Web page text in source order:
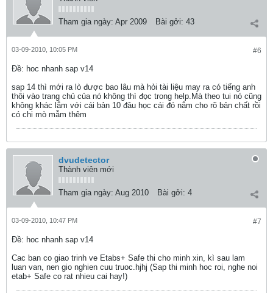
Tham gia ngày: Apr 2009 Bài gởi: 43
#6
03-09-2010, 10:05 PM
Ðề: hoc nhanh sap v14
sap 14 thì mới ra lò được bao lâu mà hỏi tài liệu may ra có tiếng anh
thôi vào trang chủ của nó không thì đọc trong help.Mà theo tui nó cũng
không khác lắm với cái bản 10 đâu học cái đó nắm cho rõ bản chất rồi
có chi mò mẫm thêm
dvudetector
Thành viên mới
Tham gia ngày: Aug 2010 Bài gởi: 4
#7
03-09-2010, 10:47 PM
Ðề: hoc nhanh sap v14
Cac ban co giao trinh ve Etabs+ Safe thi cho minh xin, kì sau lam
luan van, nen gio nghien cuu truoc.hjhj (Sap thi minh hoc roi, nghe noi
etab+ Safe co rat nhieu cai hay!)